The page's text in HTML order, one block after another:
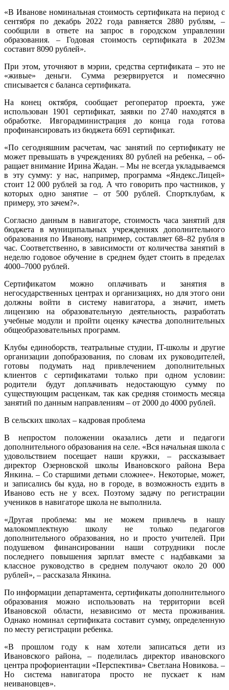
«В Иванове номинальная стоимость сертификата на период с
сентября по декабрь 2022 года равняется 2880 рублям, –
сообщили в ответе на запрос в городском управлении
образования. – Годовая стоимость сертификата в 2023­м
составит 8090 рублей».
При этом, уточняют в мэрии, средства сертификата – это не
«живые» деньги. Сумма резервируется и помесячно
списывается с баланса сертификата.
На конец октября, сообщает регоператор проекта, уже
использован 1901 сертификат, заявки по 2740 находятся в
обработке. Ивгорадминистрация до конца года готова
профинансировать из бюджета 6691 сертификат.
«По сегодняшним расчетам, час занятий по сертификату не
может превышать в учреждениях 80 рублей на ребенка, – об­­
ращает внимание Ирина Жадан. – Мы не всегда укладываемся
в эту сумму: у нас, например, программа «Яндекс.Лицей»
стоит 12 000 рублей за год. А что говорить про частников, у
которых одно занятие – от 500 рублей. Спортклубам, к
примеру, это зачем?».
Согласно данным в навигаторе, стоимость часа занятий для
бюджета в муниципальных учреждениях дополнительного
образования по Иванову, например, составляет 68–82 рубля в
час. Соответственно, в зависимости от количества занятий в
неделю годовое обучение в среднем будет стоить в пределах
4000–7000 рублей.
Сертификатом можно оплачивать и занятия в
негосударственных центрах и организациях, но для этого они
должны войти в систему навигатора, а значит, иметь
лицензию на образовательную деятельность, разработать
учебные модули и пройти оценку качества дополнительных
общеобразовательных программ.
Клубы единоборств, театральные студии, IT-школы и другие
организации допобразования, по словам их руководителей,
готовы подумать над привлечением дополнительных
клиентов с сертификатами только при одном условии:
родители будут доплачивать недостающую сумму по
существующим расценкам, так как средняя стоимость месяца
занятий по данным направлениям – от 2000 до 4000 рублей.
В сельских школах – кадровая проблема
В непростом положении оказались дети и педагоги
дополнительного образования на селе. «Вся начальная школа с
удовольствием посещает наши кружки, – рассказывает
директор Озерновской школы Ивановского района Вера
Янкина. – Со старшими детьми сложнее». Некоторые, может,
и записались бы куда, но в городе, в возможность ездить в
Иваново есть не у всех. Поэтому задачу по регистрации
учеников в навигаторе школа не выполнила.
«Другая проблема: мы не можем привлечь в нашу
малокомплектную школу не только педагогов
дополнительного образования, но и просто учителей. При
подушевом финансировании наши сотрудники после
последнего повышения зарплат вместе с надбавками за
классное руководство в среднем получают около 20 000
рублей», – рассказала Янкина.
По информации департамента, сертификаты дополнительного
образования можно использовать на территории всей
Ивановской области, независимо от места проживания.
Однако номинал сертификата составит сумму, определенную
по месту регистрации ребенка.
«В прошлом году к нам хотели записаться дети из
Ивановского района, – поделилась директор ивановского
центра профориентации «Перспектива» Светлана Новикова. –
Но система навигатора просто не пускает к нам
неивановцев».